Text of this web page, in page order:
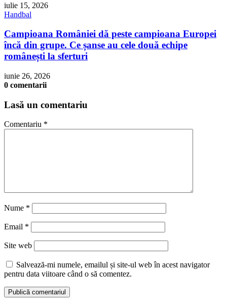
iulie 15, 2026
Handbal
Campioana României dă peste campioana Europei
încă din grupe. Ce șanse au cele două echipe
românești la sferturi
iunie 26, 2026
0 comentarii
Lasă un comentariu
Comentariu *
Nume *
Email *
Site web
Salvează-mi numele, emailul și site-ul web în acest navigator
pentru data viitoare când o să comentez.